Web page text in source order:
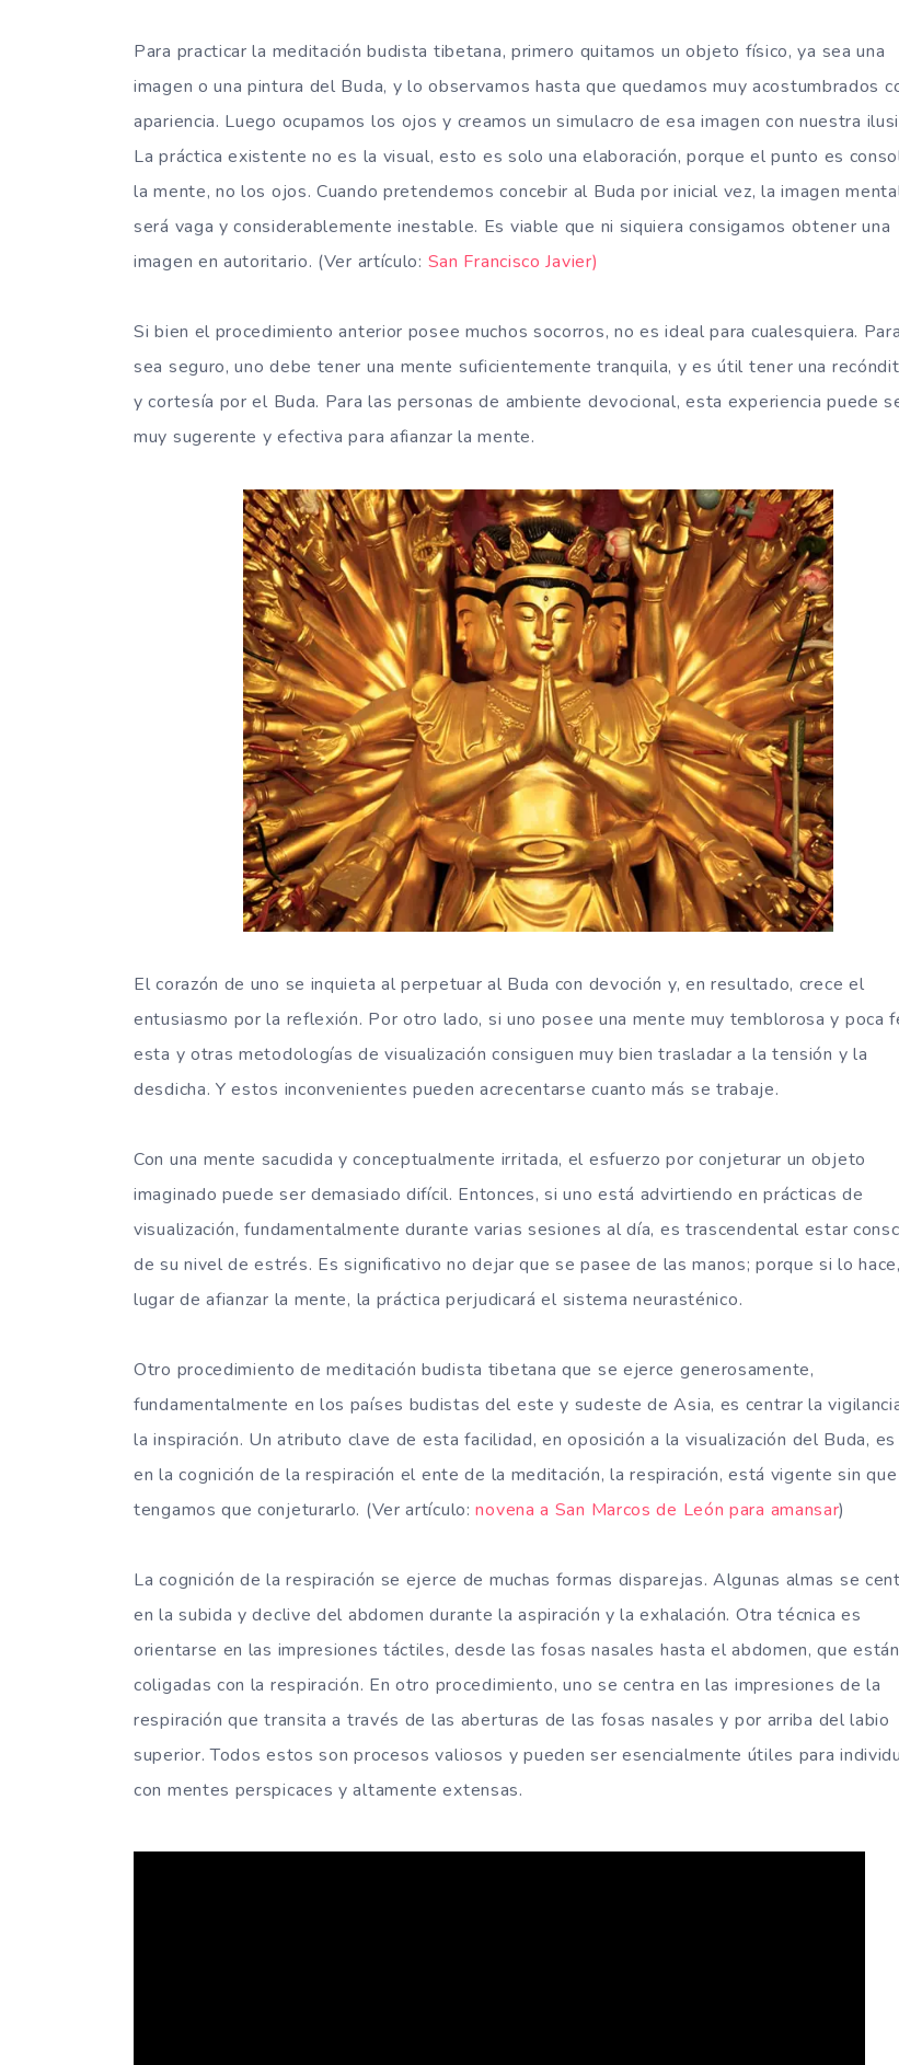
Para practicar la meditación budista tibetana, primero quitamos un objeto físico, ya sea una
imagen o una pintura del Buda, y lo observamos hasta que quedamos muy acostumbrados
apariencia. Luego ocupamos los ojos y creamos un simulacro de esa imagen con nuestra
La práctica existente no es la visual, esto es solo una elaboración, porque el punto es
la mente, no los ojos. Cuando pretendemos concebir al Buda por inicial vez, la imagen
será vaga y considerablemente inestable. Es viable que ni siquiera consigamos obtener una
imagen en autoritario. (Ver artículo: San Francisco Javier)
Si bien el procedimiento anterior posee muchos socorros, no es ideal para cualesquiera.
sea seguro, uno debe tener una mente suficientemente tranquila, y es útil tener una
y cortesía por el Buda. Para las personas de ambiente devocional, esta experiencia puede
muy sugerente y efectiva para afianzar la mente.
El corazón de uno se inquieta al perpetuar al Buda con devoción y, en resultado, crece el
entusiasmo por la reflexión. Por otro lado, si uno posee una mente muy temblorosa y poca
esta y otras metodologías de visualización consiguen muy bien trasladar a la tensión y la
desdicha. Y estos inconvenientes pueden acrecentarse cuanto más se trabaje.
Con una mente sacudida y conceptualmente irritada, el esfuerzo por conjeturar un objeto
imaginado puede ser demasiado difícil. Entonces, si uno está advirtiendo en prácticas de
visualización, fundamentalmente durante varias sesiones al día, es trascendental estar
de su nivel de estrés. Es significativo no dejar que se pasee de las manos; porque si lo
lugar de afianzar la mente, la práctica perjudicará el sistema neurasténico.
Otro procedimiento de meditación budista tibetana que se ejerce generosamente,
fundamentalmente en los países budistas del este y sudeste de Asia, es centrar la
la inspiración. Un atributo clave de esta facilidad, en oposición a la visualización del Buda, es
en la cognición de la respiración el ente de la meditación, la respiración, está vigente sin que
tengamos que conjeturarlo. (Ver artículo:novena a San Marcos de León para amansar)
La cognición de la respiración se ejerce de muchas formas disparejas. Algunas almas se
en la subida y declive del abdomen durante la aspiración y la exhalación. Otra técnica es
orientarse en las impresiones táctiles, desde las fosas nasales hasta el abdomen, que están
coligadas con la respiración. En otro procedimiento, uno se centra en las impresiones de la
respiración que transita a través de las aberturas de las fosas nasales y por arriba del labio
superior. Todos estos son procesos valiosos y pueden ser esencialmente útiles para
con mentes perspicaces y altamente extensas.